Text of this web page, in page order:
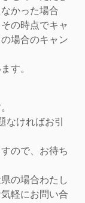
かった場合
の時点でキャ
場合のキャン
す。
なければお引
ので、お待ち
の場合わたし
軽にお問い合